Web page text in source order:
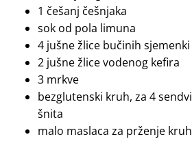
1 češanj češnjaka
sok od pola limuna
4 jušne žlice bučinih sjemenki
2 jušne žlice vodenog kefira
3 mrkve
bezglutenski kruh, za 4
šnita
malo maslaca za prženje